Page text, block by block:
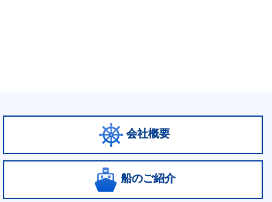
会社概要
船のご紹介